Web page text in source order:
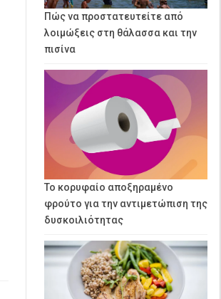
Πώς να προστατευτείτε από
λοιμώξεις στη θάλασσα και την
πισίνα
Το κορυφαίο αποξηραμένο
φρούτο για την αντιμετώπιση της
δυσκοιλιότητας